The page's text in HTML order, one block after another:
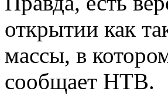
открытии как
массы, в
сообщает НТВ.